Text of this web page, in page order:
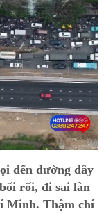
đến đường dây
rối, đi sai làn
Minh. Thậm chí